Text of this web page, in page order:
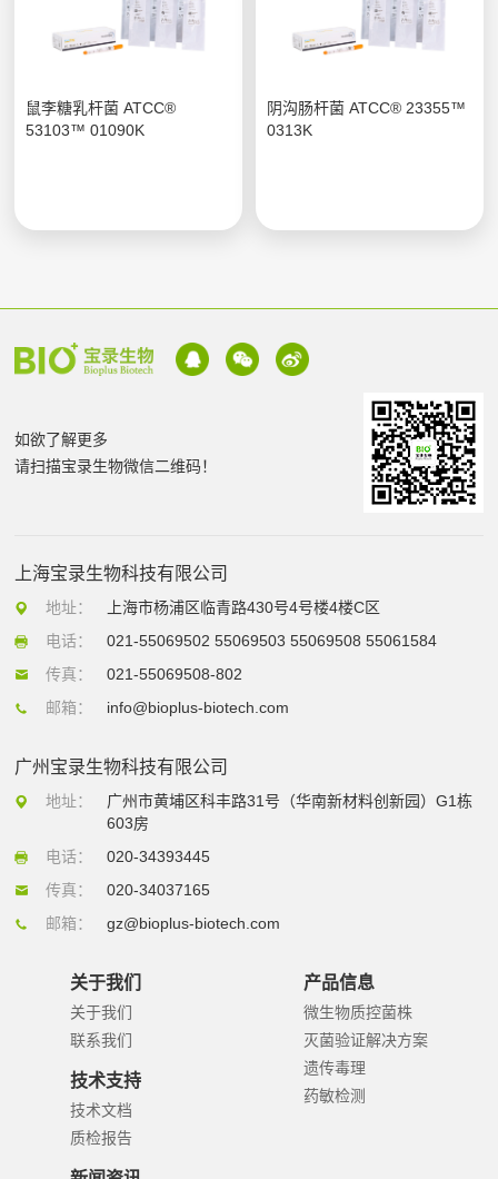
鼠李糖乳杆菌 ATCC®
53103™ 01090K
阴沟肠杆菌 ATCC® 23355™
0313K
如欲了解更多
请扫描宝录生物微信二维码！
上海宝录生物科技有限公司
地址：
上海市杨浦区临青路430号4号楼4楼C区
电话：
021-55069502 55069503 55069508 55061584
传真：
021-55069508-802
邮箱：
info@bioplus-biotech.com
广州宝录生物科技有限公司
地址：
广州市黄埔区科丰路31号（华南新材料创新园）G1栋
603房
电话：
020-34393445
传真：
020-34037165
邮箱：
gz@bioplus-biotech.com
关于我们
关于我们
联系我们
技术支持
技术文档
质检报告
产品信息
微生物质控菌株
灭菌验证解决方案
遗传毒理
药敏检测